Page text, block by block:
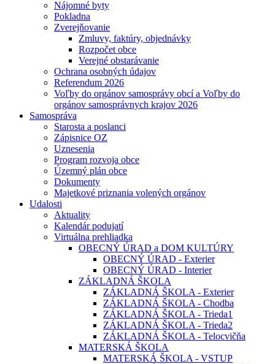
Nájomné byty
Pokladna
Zverejňovanie
Zmluvy, faktúry, objednávky
Rozpočet obce
Verejné obstarávanie
Ochrana osobných údajov
Referendum 2026
Voľby do orgánov samosprávy obcí a Voľby do
orgánov samosprávnych krajov 2026
Samospráva
Starosta a poslanci
Zápisnice OZ
Uznesenia
Program rozvoja obce
Územný plán obce
Dokumenty
Majetkové priznania volených orgánov
Udalosti
Aktuality
Kalendár podujatí
Virtuálna prehliadka
OBECNÝ ÚRAD a DOM KULTÚRY
OBECNÝ ÚRAD - Exterier
OBECNÝ ÚRAD - Interier
ZÁKLADNÁ ŠKOLA
ZÁKLADNÁ ŠKOLA - Exterier
ZÁKLADNÁ ŠKOLA - Chodba
ZÁKLADNÁ ŠKOLA - Trieda1
ZÁKLADNÁ ŠKOLA - Trieda2
ZÁKLADNÁ ŠKOLA - Telocvičňa
MATERSKÁ ŠKOLA
MATERSKÁ ŠKOLA - VSTUP